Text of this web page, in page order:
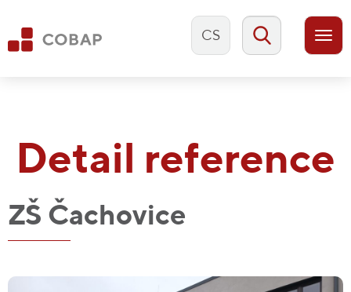
CS
Detail reference
ZŠ Čachovice